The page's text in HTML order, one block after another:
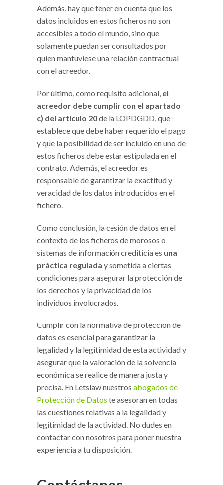
Además, hay que tener en cuenta que los
datos incluidos en estos ficheros no son
accesibles a todo el mundo, sino que
solamente puedan ser consultados por
quien mantuviese una relación contractual
con el acreedor.
Por último, como requisito adicional, el
acreedor debe cumplir con el apartado
c) del artículo 20de la LOPDGDD, que
establece que debe haber requerido el pago
y que la posibilidad de ser incluido en uno de
estos ficheros debe estar estipulada en el
contrato. Además, el acreedor es
responsable de garantizar la exactitud y
veracidad de los datos introducidos en el
fichero.
Como conclusión, la cesión de datos en el
contexto de los ficheros de morosos o
sistemas de información crediticia es una
práctica regulada y sometida a ciertas
condiciones para asegurar la protección de
los derechos y la privacidad de los
individuos involucrados.
Cumplir con la normativa de protección de
datos es esencial para garantizar la
legalidad y la legitimidad de esta actividad y
asegurar que la valoración de la solvencia
económica se realice de manera justa y
precisa. En Letslaw nuestros abogados de
Protección de Datos te asesoran en todas
las cuestiones relativas a la legalidad y
legitimidad de la actividad. No dudes en
contactar con nosotros para poner nuestra
experiencia a tu disposición.